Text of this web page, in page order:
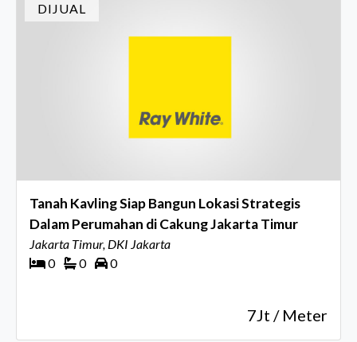
DIJUAL
Tanah Kavling Siap Bangun Lokasi Strategis
Dalam Perumahan di Cakung Jakarta Timur
Jakarta Timur, DKI Jakarta
0
0 0
7Jt / Meter